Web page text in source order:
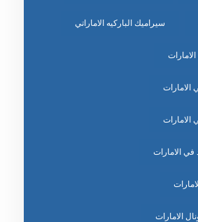
سيراميك الباركيه الاماراتي
الامارات
الامارات
الامارات
الامارات